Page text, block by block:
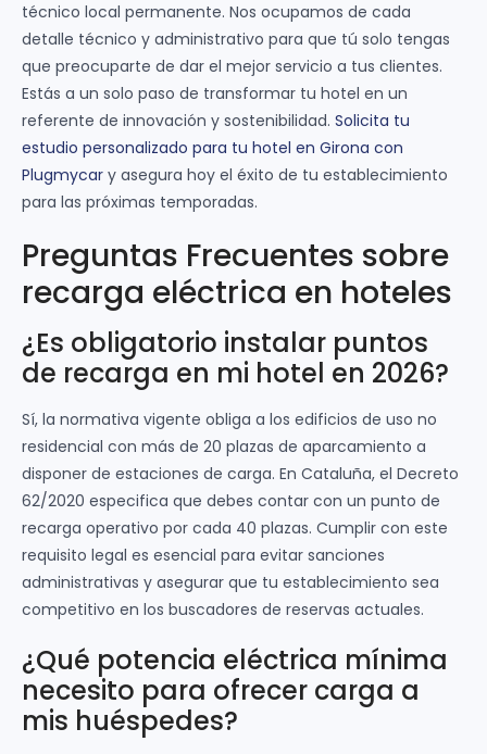
técnico local permanente. Nos ocupamos de cada
detalle técnico y administrativo para que tú solo tengas
que preocuparte de dar el mejor servicio a tus clientes.
Estás a un solo paso de transformar tu hotel en un
referente de innovación y sostenibilidad. Solicita tu
estudio personalizado para tu hotel en Girona con
Plugmycar y asegura hoy el éxito de tu establecimiento
para las próximas temporadas.
Preguntas Frecuentes sobre
recarga eléctrica en hoteles
¿Es obligatorio instalar puntos
de recarga en mi hotel en 2026?
Sí, la normativa vigente obliga a los edificios de uso no
residencial con más de 20 plazas de aparcamiento a
disponer de estaciones de carga. En Cataluña, el Decreto
62/2020 especifica que debes contar con un punto de
recarga operativo por cada 40 plazas. Cumplir con este
requisito legal es esencial para evitar sanciones
administrativas y asegurar que tu establecimiento sea
competitivo en los buscadores de reservas actuales.
¿Qué potencia eléctrica mínima
necesito para ofrecer carga a
mis huéspedes?